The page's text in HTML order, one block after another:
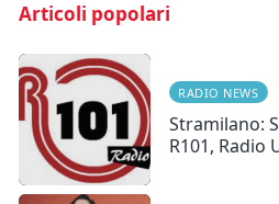
Articoli popolari
RADIO NEWS
Stramilano:
R101, Radio